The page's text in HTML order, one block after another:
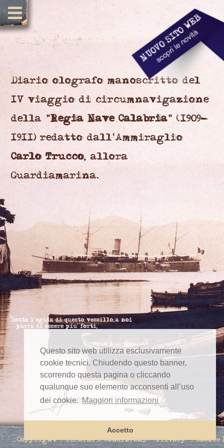
Questo sito web utilizza esclusivamente
cookie tecnici. Chiudendo questo banner,
scorrendo questa pagina o cliccando
qualunque suo elemento acconsenti all’uso
dei cookie.Maggiori informazioni
Accetto
Diario olografo manoscritto del
IV viaggio di circumnavigazione
della "Regia Nave Calabria" (1909-
1911) redatto dall'Ammiraglio
Carlo Trucco, allora
Guardiamarina.
Copyright Termini e condizioni Privacy Cookie